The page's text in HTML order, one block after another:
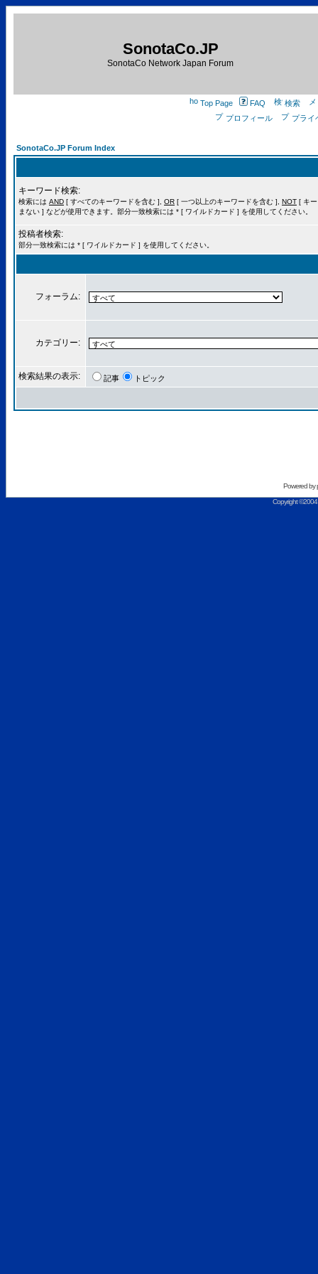
SonotaCo.JP
SonotaCo Network Japan Forum
Top Page FAQ
検索
プロフィール
プライ
SonotaCo.JP Forum Index
キーワード検索:
検索には AND [ すべてのキーワードを含む ], OR [ 一つ以上のキーワードを含む ], NOT [ キ
まない ] などが使用できます。部分一致検索には * [ ワイルドカード ] を使用してください。
投稿者検索:
部分一致検索には * [ ワイルドカード ] を使用してください。
フォーラム:
カテゴリー:
検索結果の表示: 記事 トピック
Powered by
Copyright ©2004